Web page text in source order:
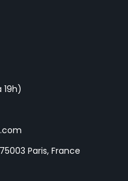
Paris, France